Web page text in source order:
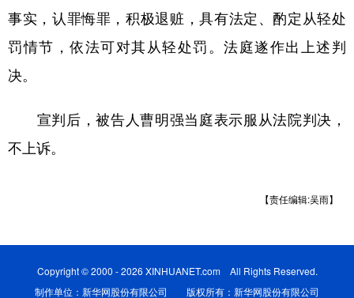
English Español Français عربى
Русский язык 日本語 한국어
事实，认罪悔罪，积极退赃，具有法定、酌定从轻处
罚情节，依法可对其从轻处罚。法庭遂作出上述判
决。
宣判后，被告人曹明强当庭表示服从法院判决，
不上诉。
【责任编辑:吴雨】
Copyright © 2000 - 2026 XINHUANET.com All Rights Reserved.
制作单位：新华网股份有限公司 版权所有：新华网股份有限公司